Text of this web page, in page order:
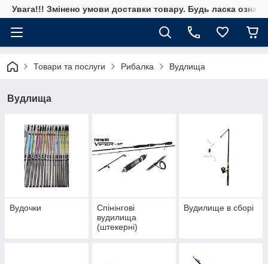
Увага!!! Змінено умови доставки товару. Будь ласка
Товари та послуги Рибалка Вудлища
Вудлища
Вудочки
Спінінгові
вудилища
(штекерні)
Вудилище в сборі